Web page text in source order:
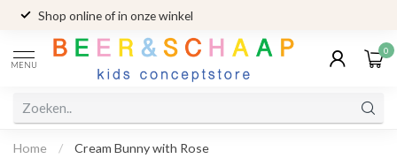
Shop online of in onze winkel
MENU
0
Home / Cream Bunny with Rose